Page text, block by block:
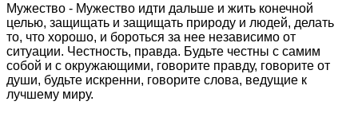
Мужество - Мужество идти дальше и жить конечной
целью, защищать и защищать природу и людей, делать
то, что хорошо, и бороться за нее независимо от
ситуации. Честность, правда. Будьте честны с самим
собой и с окружающими, говорите правду, говорите от
души, будьте искренни, говорите слова, ведущие к
лучшему миру.